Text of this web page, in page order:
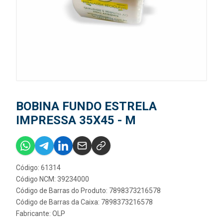
BOBINA FUNDO ESTRELA
IMPRESSA 35X45 - M
Código: 61314
Código NCM: 39234000
Código de Barras do Produto: 7898373216578
Código de Barras da Caixa: 7898373216578
Fabricante: OLP